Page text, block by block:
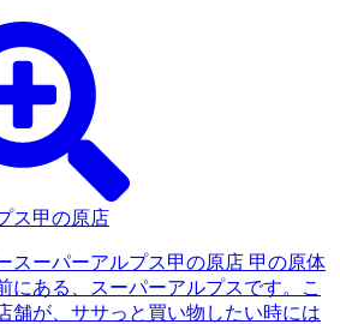
スーパーアルプス甲の原店 甲の原体
にある、スーパーアルプスです。こ
舗が、ササっと買い物したい時には